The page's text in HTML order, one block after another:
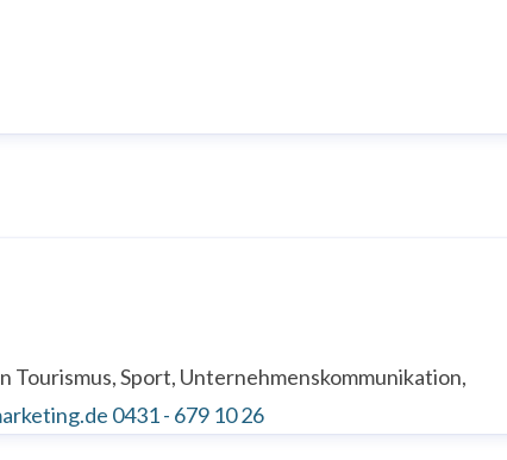
Tourismus, Sport, Unternehmenskommunikation,
0431 - 679 10 26